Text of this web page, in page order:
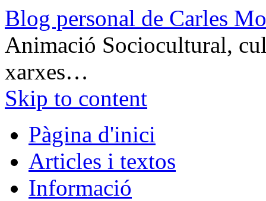
Blog personal de Carles
Animació Sociocultural,
xarxes…
Skip to content
Pàgina d'inici
Articles i textos
Informació